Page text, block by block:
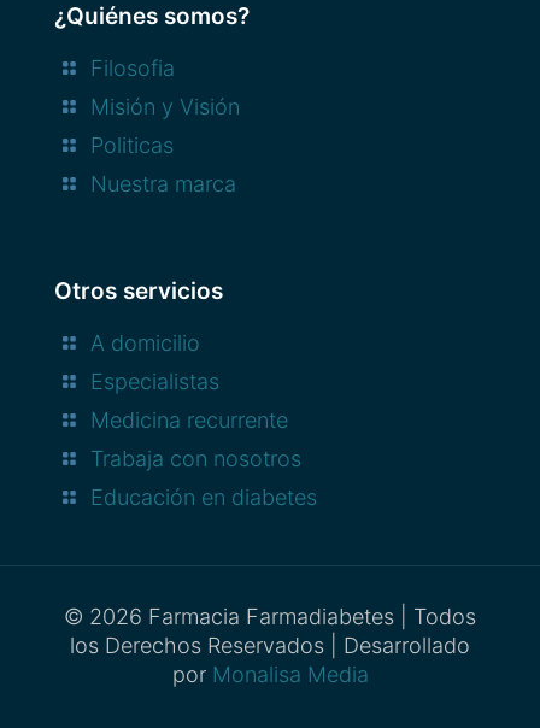
¿Quiénes somos?
Filosofia
Misión y Visión
Politicas
Nuestra marca
Otros servicios
A domicilio
Especialistas
Medicina recurrente
Trabaja con nosotros
Educación en diabetes
© 2026 Farmacia Farmadiabetes | Todos
los Derechos Reservados | Desarrollado
por Monalisa Media